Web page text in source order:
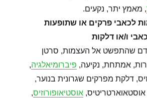
, מאמץ יתר, נקעים.
לכאבי פרקים או שתופעות
ו/או דלקות
שהתפשט אל העצמות, סרטן
אמתחת, נקיעה, פיברומיאלגיה,
דלקת מפרקים שגרונית בנוער,
אוסטיאופורוזיס,